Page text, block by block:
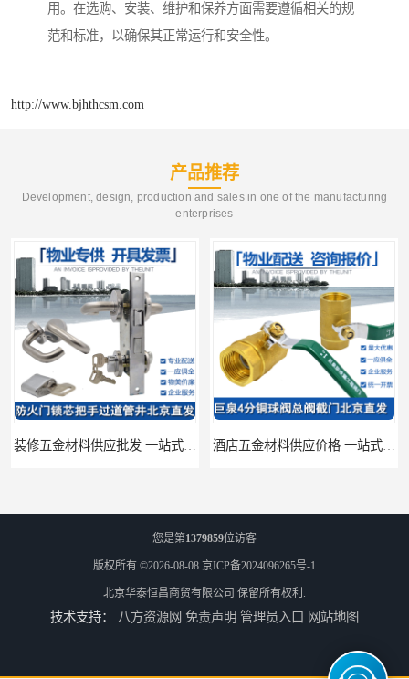
用。在选购、安装、维护和保养方面需要遵循相关的规
范和标准，以确保其正常运行和安全性。
http://www.bjhthcsm.com
产品推荐
Development, design, production and sales in one of the manufacturing
enterprises
建筑五金材料供应配送 一站式五金材料供应商 脸盆冷热水龙头批发商 水龙头冷热洗脸盆池 全城配送
您是第1379859位访客
版权所有 ©2026-08-08 京ICP备2024096265号-1
北京华泰恒昌商贸有限公司 保留所有权利.
技术支持： 八方资源网 免责声明 管理员入口 网站地图